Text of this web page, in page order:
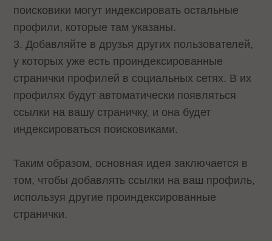
поисковики могут индексировать остальные
профили, которые там указаны.
3. Добавляйте в друзья других пользователей,
у которых уже есть проиндексированные
странички профилей в социальных сетях. В их
профилях будут автоматически появляться
ссылки на вашу страничку, и она будет
индексироваться поисковиками.
Таким образом, основная идея заключается в
том, чтобы добавлять ссылки на ваш профиль,
используя другие проиндексированные
странички.